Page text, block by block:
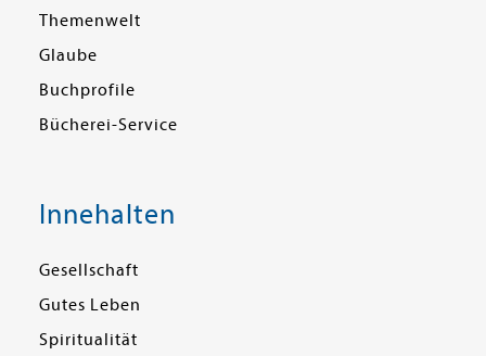
Themenwelt
Glaube
Buchprofile
Bücherei-Service
Innehalten
Gesellschaft
Gutes Leben
Spiritualität